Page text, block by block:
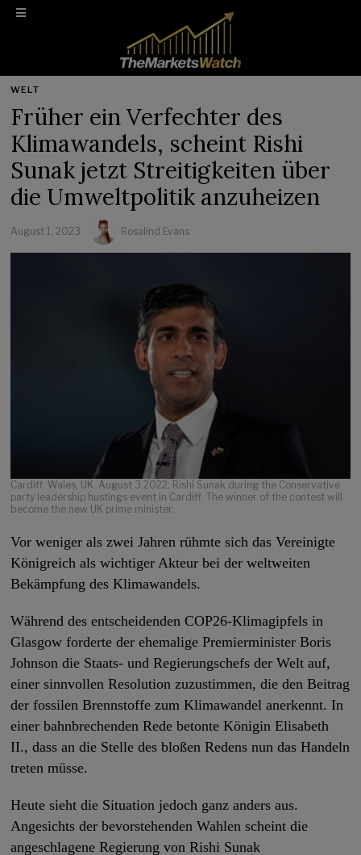
WELT
Früher ein Verfechter des
Klimawandels, scheint Rishi
Sunak jetzt Streitigkeiten über
die Umweltpolitik anzuheizen
August 1, 2023 Rosalind Evans
Cardiff, Wales, UK. August 3 2022: Rishi Sunak during the Conservative
party leadership hustings event in Cardiff. The winner of the contest will
become the new UK prime minister.
Vor weniger als zwei Jahren rühmte sich das Vereinigte
Königreich als wichtiger Akteur bei der weltweiten
Bekämpfung des Klimawandels.
Während des entscheidenden COP26-Klimagipfels in
Glasgow forderte der ehemalige Premierminister Boris
Johnson die Staats- und Regierungschefs der Welt auf,
einer sinnvollen Resolution zuzustimmen, die den Beitrag
der fossilen Brennstoffe zum Klimawandel anerkennt. In
einer bahnbrechenden Rede betonte Königin Elisabeth
II., dass an die Stelle des bloßen Redens nun das Handeln
treten müsse.
Heute sieht die Situation jedoch ganz anders aus.
Angesichts der bevorstehenden Wahlen scheint die
angeschlagene Regierung von Rishi Sunak